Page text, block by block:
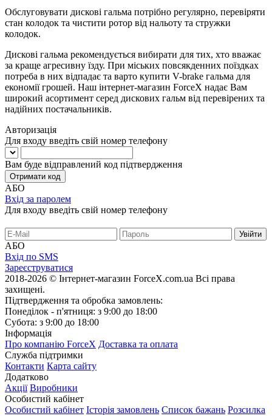
Обслуговувати дискові гальма потрібно регулярно, перевіряти
стан колодок та чистити ротор від нальоту та стружки
колодок.
Дискові гальма рекомендується вибирати для тих, хто вважає
за краще агресивну їзду. При міських повсякденних поїздках
потреба в них відпадає та варто купити V-brake гальма для
економії грошей. Наш інтернет-магазин ForceX надає Вам
широкий асортимент серед дискових гальм від перевірених та
надійних постачальників.
Авторизація
Для входу введіть свій номер телефону
Вам буде відправлений код підтвердження
Отримати код
АБО
Вхід за паролем
Для входу введіть свій номер телефону
АБО
Вхід по SMS
Зареєструватися
2018-2026 © Інтернет-магазин ForceX.com.ua Всі права
захищені.
Підтвердження та обробка замовлень:
Понеділок - п'ятниця: з 9:00 до 18:00
Субота: з 9:00 до 18:00
Інформація
Про компанію ForceX Доставка та оплата
Служба підтримки
Контакти Карта сайту
Додатково
Акції Виробники
Особистий кабінет
Особистий кабінет Історія замовлень Список бажань Розсилка